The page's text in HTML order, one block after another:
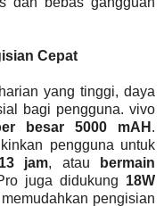
Cepat
yang tinggi, daya
bagi pengguna. vivo
besar 5000 mAH .
pengguna untuk
jam, atau
bermain
juga didukung 18W
pengisian